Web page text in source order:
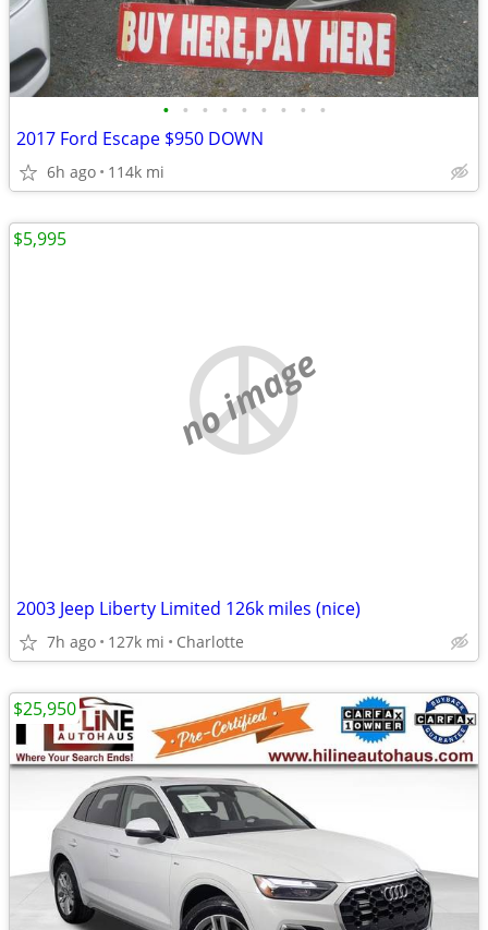
• • • • • • • • •
2017 Ford Escape $950 DOWN
6h ago 114k mi
no image
2003 Jeep Liberty Limited 126k miles (nice)
7h ago 127k mi Charlotte
$5,995
$25,950